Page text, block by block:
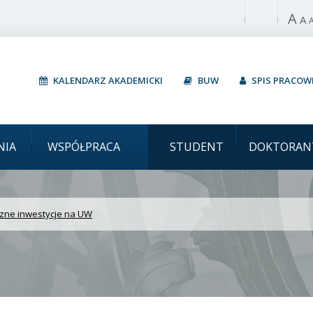
Włącz A A
KALENDARZ AKADEMICKI BUW SPIS
WSPÓŁPRACA STUDENT
Warszawski
inwestycje na UW